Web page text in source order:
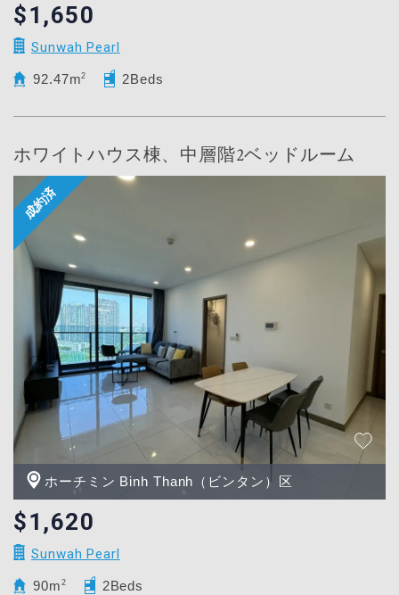
$1,650
Sunwah Pearl
92.47m2 2Beds
ホワイトハウス棟、中層階2ベッドルーム
ホーチミン Binh Thanh（ビンタン）区
$1,620
Sunwah Pearl
90m 2 2Beds